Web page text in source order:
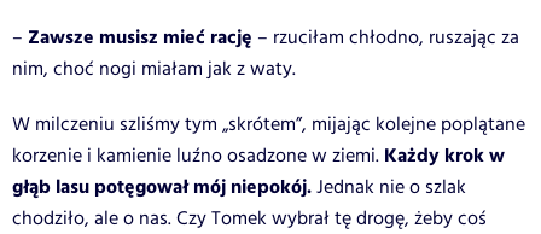
– Zawsze musisz mieć rację – rzuciłam chłodno, ruszając za
nim, choć nogi miałam jak z waty.
W milczeniu szliśmy tym „skrótem”, mijając kolejne poplątane
korzenie i kamienie luźno osadzone w ziemi. Każdy krok w
głąb lasu potęgował mój niepokój.Jednak nie o szlak
chodziło, ale o nas. Czy Tomek wybrał tę drogę, żeby coś